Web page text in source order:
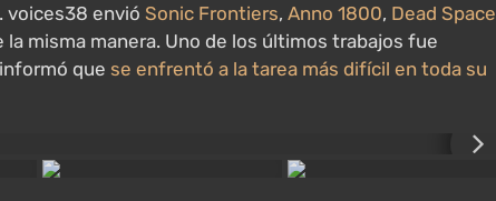
voices38 envió Sonic Frontiers, Anno 1800, Dead Space
misma manera. Uno de los últimos trabajos fue
que se enfrentó a la tarea más difícil en toda su